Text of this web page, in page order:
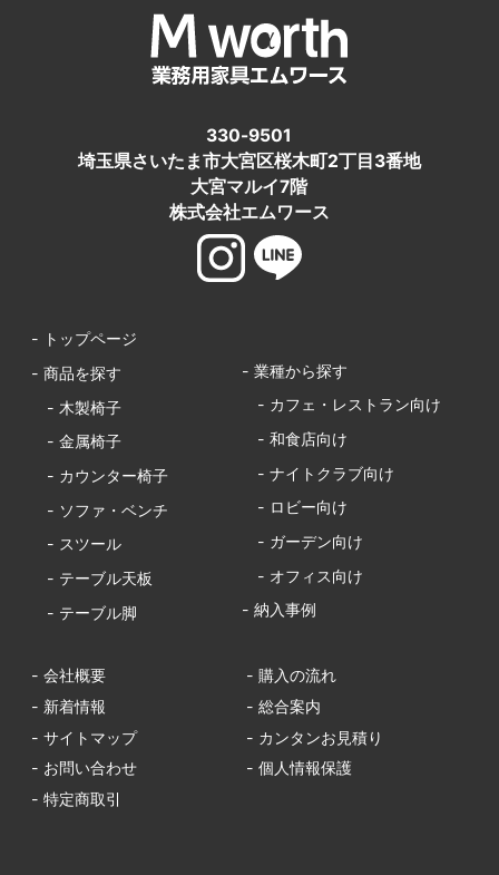
330-9501
埼玉県さいたま市大宮区桜木町2丁目3番地
大宮マルイ7階
株式会社エムワース
- トップページ
- 商品を探す
- 木製椅子
- 金属椅子
- カウンター椅子
- ソファ・ベンチ
- スツール
- テーブル天板
- テーブル脚
- 業種から探す
- カフェ・レストラン向け
- 和食店向け
- ナイトクラブ向け
- ロビー向け
- ガーデン向け
- オフィス向け
- 納入事例
- 会社概要
- 購入の流れ
- 新着情報
- 総合案内
- サイトマップ
- カンタンお見積り
- お問い合わせ
- 個人情報保護
- 特定商取引